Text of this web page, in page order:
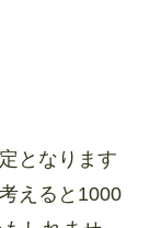
となります
えると1000